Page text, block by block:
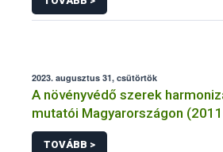
2023. augusztus 31, csütörtök
A növényvédő szerek
mutatói Magyarországon
TOVÁBB >